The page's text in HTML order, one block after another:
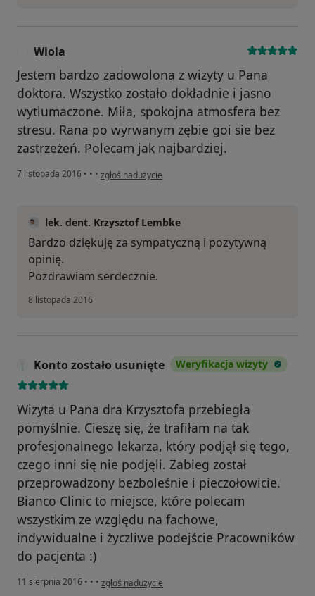
Wiola
Jestem bardzo zadowolona z wizyty u Pana
doktora. Wszystko zostało dokładnie i jasno
wytlumaczone. Miła, spokojna atmosfera bez
stresu. Rana po wyrwanym zębie goi sie bez
zastrzeżeń. Polecam jak najbardziej.
7 listopada 2016 • • • w opinii użytkownika Wiola
zgłoś nadużycie
lek. dent. Krzysztof Lembke
Bardzo dziękuję za sympatyczną i pozytywną
opinię.
Pozdrawiam serdecznie.
8 listopada 2016
Konto zostało usunięte Weryfikacja wizyty
Wizyta u Pana dra Krzysztofa przebiegła
pomyślnie. Cieszę się, że trafiłam na tak
profesjonalnego lekarza, który podjął się tego,
czego inni się nie podjęli. Zabieg został
przeprowadzony bezboleśnie i pieczołowicie.
Bianco Clinic to miejsce, które polecam
wszystkim ze względu na fachowe,
indywidualne i życzliwe podejście Pracowników
do pacjenta :)
11 sierpnia 2016 • • • w opinii użytkownika Konto zostało usunięte
zgłoś nadużycie